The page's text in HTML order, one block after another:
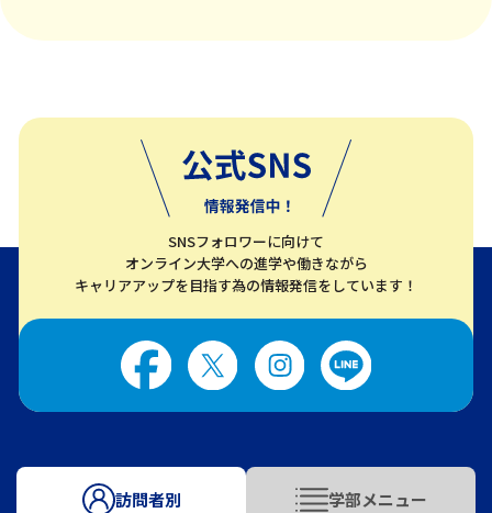
SNSフォロワーに向けて
オンライン大学への進学や働きながら
キャリアアップを目指す為の情報発信をしています！
訪問者別 学部メニュー